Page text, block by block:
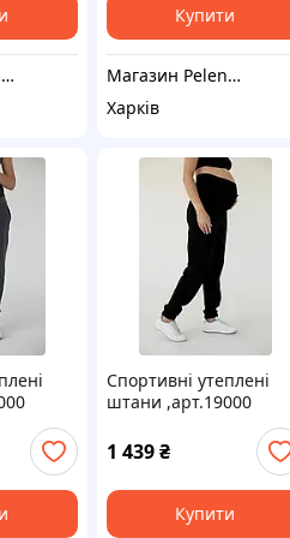
Магазин Pelenki_kh
Купити
Магазин Pelenki_kh
Харків
Спортивні утеплені
штани ,арт.19000
(чорний) "Warm&cosy"
1 439₴
Купити